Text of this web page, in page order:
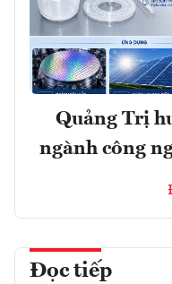
Quảng Trị
ngành công
Đọc tiếp